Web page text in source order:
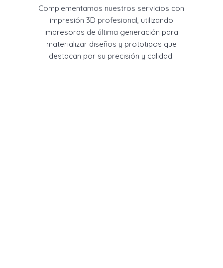
Complementamos nuestros servicios con
impresión 3D profesional, utilizando
impresoras de última generación para
materializar diseños y prototipos que
destacan por su precisión y calidad.